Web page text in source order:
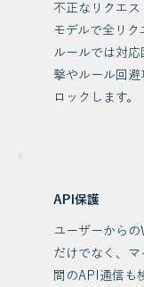
不正なリクエス
モデルで全リク
ルールでは対
撃やルール回
ロックします。
API保護
ユーザーからの
だけでなく、マ
間のAPI通信も